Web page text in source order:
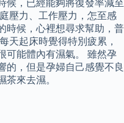
候，已經能夠將復發率減至
壓力、工作壓力，怎至感
時候，心裡想尋求幫助，普
天起床時覺得特別疲累，
可能體內有濕氣。 雖然孕
的，但是孕婦自己感覺不良
茶來去濕。